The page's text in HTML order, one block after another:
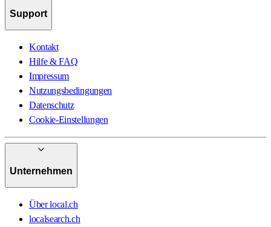
Support
Kontakt
Hilfe & FAQ
Impressum
Nutzungsbedingungen
Datenschutz
Cookie-Einstellungen
Unternehmen
Über local.ch
localsearch.ch